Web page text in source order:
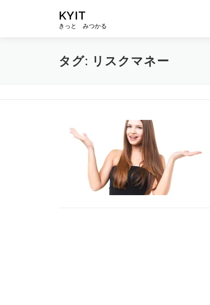
ン
KYIT
きっと みつかる
タグ: リスクマネー